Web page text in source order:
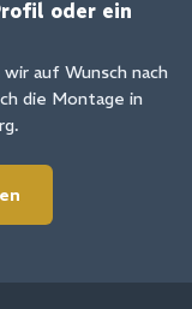
oder ein
auf Wunsch nach
die Montage in